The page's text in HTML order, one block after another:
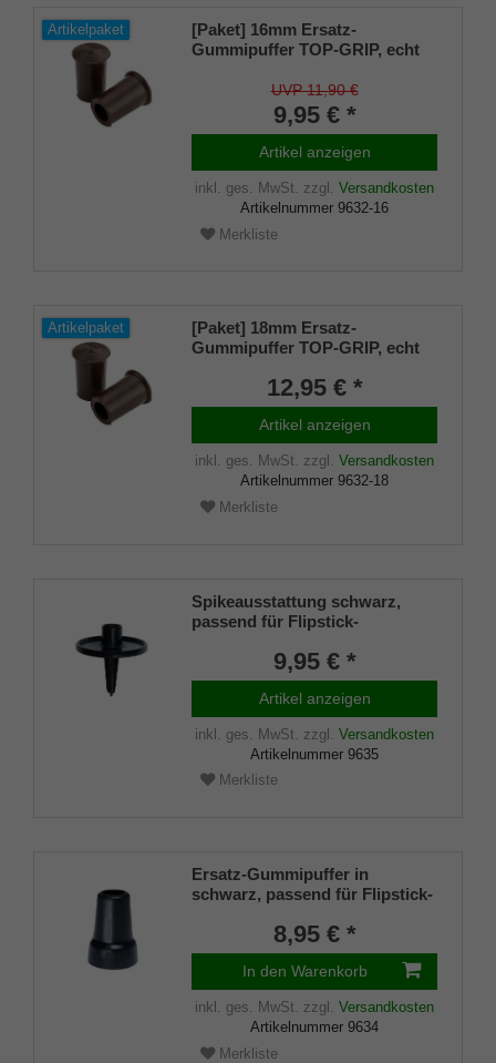
Artikelpaket
[Paket] 16mm Ersatz-
Gummipuffer TOP-GRIP, echt
UVP 11,90 €
9,95 € *
Artikel anzeigen
inkl. ges. MwSt. zzgl. Versandkosten
Artikelnummer 9632-16
Merkliste
Artikelpaket
[Paket] 18mm Ersatz-
Gummipuffer TOP-GRIP, echt
12,95 € *
Artikel anzeigen
inkl. ges. MwSt. zzgl. Versandkosten
Artikelnummer 9632-18
Merkliste
Spikeausstattung schwarz,
passend für Flipstick-
höhenverstellbare)
9,95 € *
Artikel anzeigen
inkl. ges. MwSt. zzgl. Versandkosten
Artikelnummer 9635
Merkliste
Ersatz-Gummipuffer in
schwarz, passend für Flipstick-
höhenverstellbare) und
Sitzstock Wales (Art. 4309)
8,95 € *
In den Warenkorb
inkl. ges. MwSt. zzgl. Versandkosten
Artikelnummer 9634
Merkliste